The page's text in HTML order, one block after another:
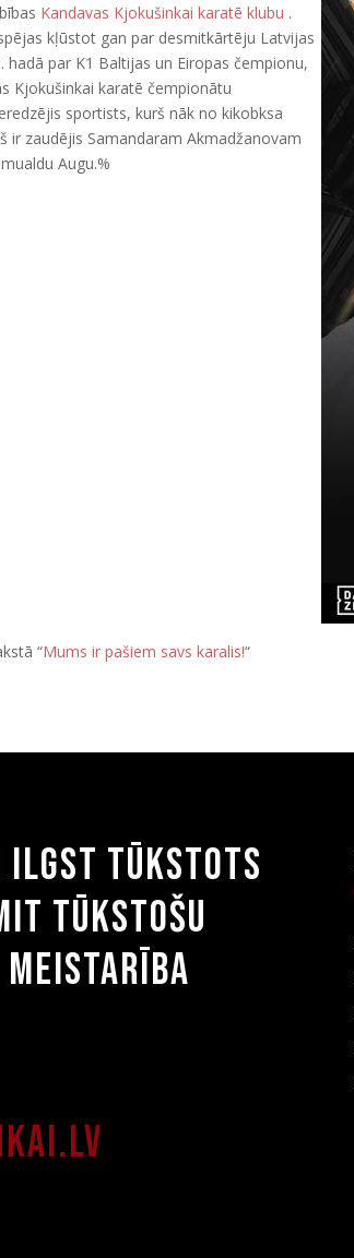
Kandavas Kjokušinkai karatē klubu .
kļūstot gan par desmitkārtēju Latvijas
par K1 Baltijas un Eiropas čempionu,
Kjokušinkai karatē čempionātu
sportists, kurš nāk no kikobksa
ir zaudējis Samandaram Akmadžanovam
Augu.%
“Mums ir pašiem savs karalis!“
ilgst tūkstots
tūkstošu